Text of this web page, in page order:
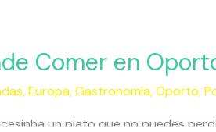
Comer en
,Europa,Gastronomía,Oporto,
un plato que no puedes